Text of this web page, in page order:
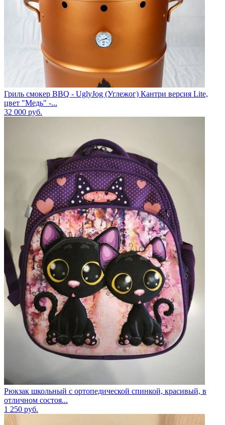
Гриль смокер BBQ - UglyJog (Углежог) Кантри версия Lite,
цвет "Медь" -...
32 000 руб.
Рюкзак школьный с ортопедической спинкой, красивый, в
отличном состоя...
1 250 руб.